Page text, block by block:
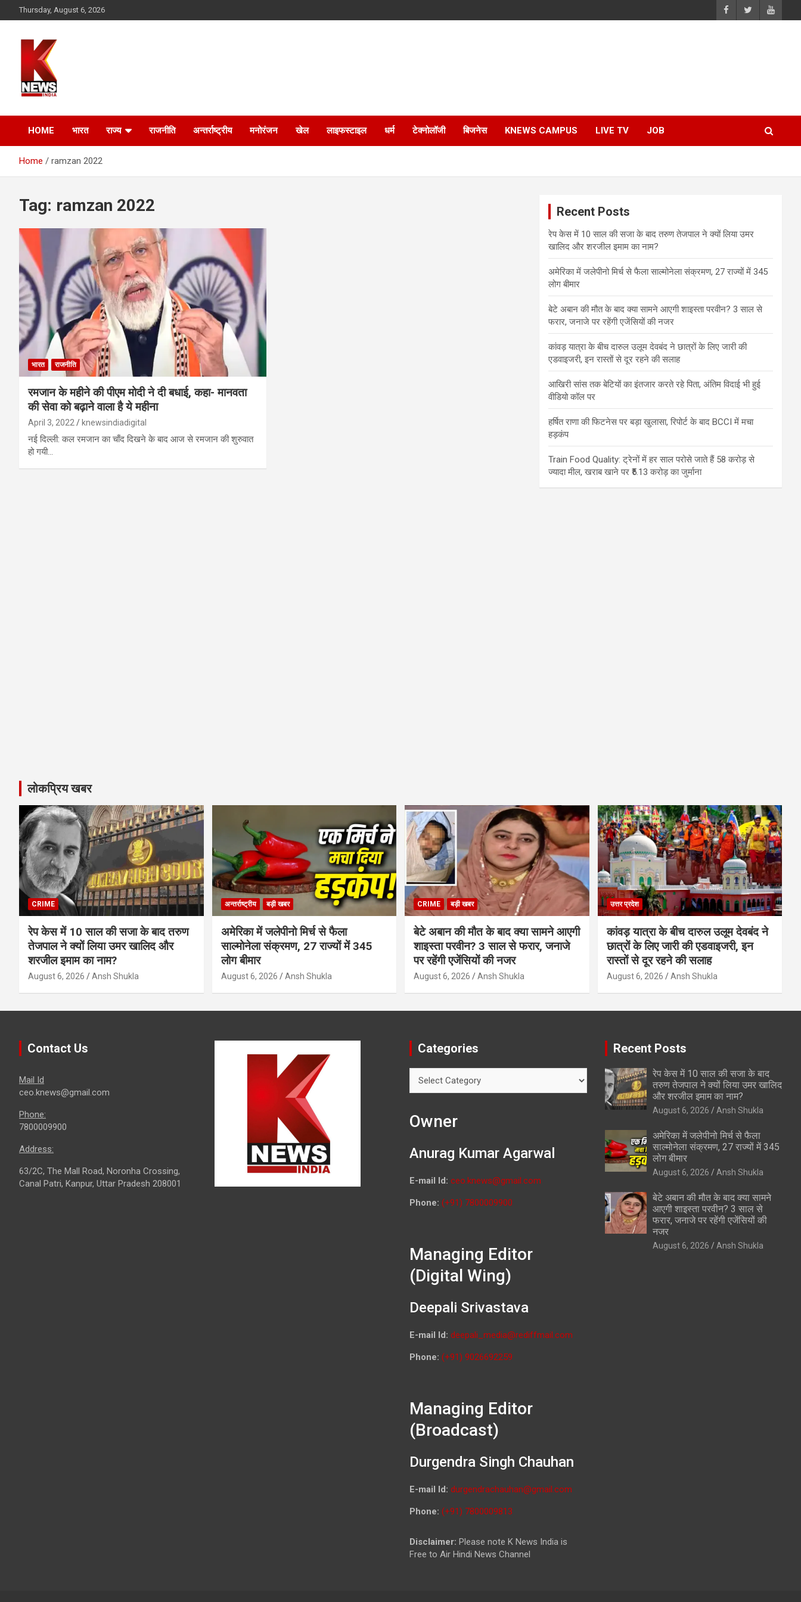
to
Thursday, August 6, 2026
HOME भारत राज्य राजनीति अन्तर्राष्ट्रीय मनोरंजन खेल लाइफस्टाइल धर्म टेक्नोलॉजी बिजनेस KNEWS CAMPUS LIVE TV JOB
Home ramzan 2022
Tag: ramzan 2022
भारत राजनीति
रमजान के महीने की पीएम मोदी ने दी बधाई, कहा- मानवता
की सेवा को बढ़ाने वाला है ये महीना
April 3, 2022 knewsindiadigital
नई दिल्ली: कल रमजान का चाँद दिखने के बाद आज से रमजान की शुरुवात
हो गयी…
Recent Posts
रेप केस में 10 साल की सजा के बाद तरुण तेजपाल ने क्यों लिया उमर
खालिद और शरजील इमाम का नाम?
अमेरिका में जलेपीनो मिर्च से फैला साल्मोनेला संक्रमण, 27 राज्यों में 345
लोग बीमार
बेटे अबान की मौत के बाद क्या सामने आएगी शाइस्ता परवीन? 3 साल से
फरार, जनाजे पर रहेंगी एजेंसियों की नजर
कांवड़ यात्रा के बीच दारुल उलूम देवबंद ने छात्रों के लिए जारी की
एडवाइजरी, इन रास्तों से दूर रहने की सलाह
आखिरी सांस तक बेटियों का इंतजार करते रहे पिता, अंतिम विदाई भी हुई
वीडियो कॉल पर
हर्षित राणा की फिटनेस पर बड़ा खुलासा, रिपोर्ट के बाद BCCI में मचा
हड़कंप
Train Food Quality: ट्रेनों में हर साल परोसे जाते हैं 58 करोड़ से
ज्यादा मील, खराब खाने पर ₹5.13 करोड़ का जुर्माना
लोकप्रिय खबर
CRIME
रेप केस में 10 साल की सजा के बाद तरुण
तेजपाल ने क्यों लिया उमर खालिद और
शरजील इमाम का नाम?
August 6, 2026 Ansh Shukla
अन्तर्राष्ट्रीय बड़ी खबर
अमेरिका में जलेपीनो मिर्च से फैला
साल्मोनेला संक्रमण, 27 राज्यों में 345
लोग बीमार
August 6, 2026 Ansh Shukla
CRIME बड़ी खबर
बेटे अबान की मौत के बाद क्या सामने आएगी
शाइस्ता परवीन? 3 साल से फरार, जनाजे
पर रहेंगी एजेंसियों की नजर
August 6, 2026 Ansh Shukla
उत्तर प्रदेश
कांवड़ यात्रा के बीच दारुल उलूम देवबंद ने
छात्रों के लिए जारी की एडवाइजरी, इन
रास्तों से दूर रहने की सलाह
August 6, 2026 Ansh Shukla
Contact Us
Mail Id
ceo.knews@gmail.com
Phone:
7800009900
Address:
63/2C, The Mall Road, Noronha Crossing,
Canal Patri, Kanpur, Uttar Pradesh 208001
Categories
Owner
Anurag Kumar Agarwal
E-mail Id: ceo.knews@gmail.com
Phone: (+91) 7800009900
Managing Editor
(Digital Wing)
Deepali Srivastava
E-mail Id: deepali_media@rediffmail.com
Phone: (+91) 9026692259
Managing Editor
(Broadcast)
Durgendra Singh Chauhan
E-mail Id: durgendrachauhan@gmail.com
Phone: (+91) 7800009813
Disclaimer: Please note K News India is
Free to Air Hindi News Channel
Recent Posts
रेप केस में 10 साल की सजा के बाद
तरुण तेजपाल ने क्यों लिया उमर खालिद
और शरजील इमाम का नाम?
August 6, 2026 Ansh Shukla
अमेरिका में जलेपीनो मिर्च से फैला
साल्मोनेला संक्रमण, 27 राज्यों में 345
लोग बीमार
August 6, 2026 Ansh Shukla
बेटे अबान की मौत के बाद क्या सामने
आएगी शाइस्ता परवीन? 3 साल से
फरार, जनाजे पर रहेंगी एजेंसियों की
नजर
August 6, 2026 Ansh Shukla